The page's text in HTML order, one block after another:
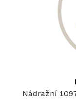
Nádražní